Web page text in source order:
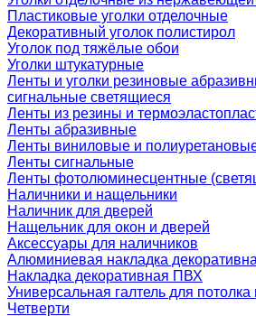
Пластиковые уголки отделочные
Декоративный уголок полистирол
Уголок под тяжёлые обои
Уголки штукатурные
Ленты и уголки резиновые
сигнальные светящиеся
Ленты из резины и
Ленты абразивные
Ленты виниловые и
Ленты сигнальные
Ленты фотолюминесцентные
Наличники и нащельники
Наличник для дверей
Нащельник для окон и дверей
Аксессуары для наличников
Алюминиевая накладка
Накладка декоративная ПВХ
Универсальная галтель для потолка
Четверти